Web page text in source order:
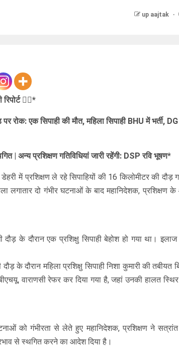
up aajtak
✍🏻*
एक सिपाही की मौत, महिला सिपाही BHU में भर्ती, DG
| अन्य प्रशिक्षण गतिविधियां जारी रहेंगी: DSP रवि भूषण*
में प्रशिक्षण ले रहे सिपाहियों की 16 किलोमीटर की दौड़
लगातार दो गंभीर घटनाओं के बाद महानिदेशक, प्रशिक्षण
के दौरान एक प्रशिक्षु सिपाही बेहोश हो गया था।
के दौरान महिला प्रशिक्षु सिपाही निशा कुमारी की तबीयत
वाराणसी रेफर कर दिया गया है, जहां उनकी हालत स्थिर
को गंभीरता से लेते हुए महानिदेशक, प्रशिक्षण ने सत्रांत
से स्थगित करने का आदेश दिया है।